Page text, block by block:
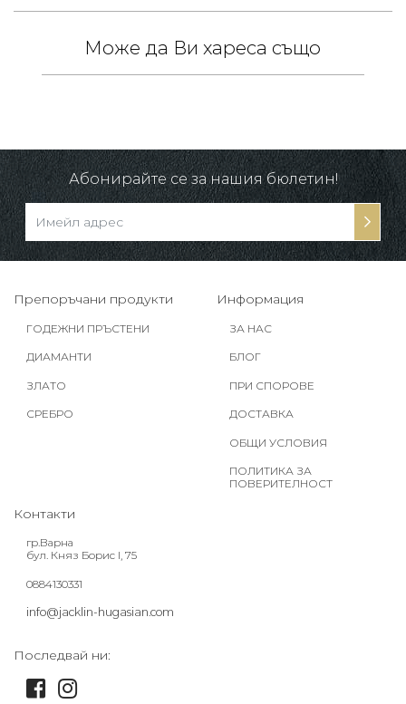
Може да Ви хареса също
Абонирайте се за нашия бюлетин!
Препоръчани продукти
ГОДЕЖНИ ПРЪСТЕНИ
ДИАМАНТИ
ЗЛАТО
СРЕБРО
Информация
ЗА НАС
БЛОГ
ПРИ СПОРОВЕ
ДОСТАВКА
ОБЩИ УСЛОВИЯ
ПОЛИТИКА ЗА
ПОВЕРИТЕЛНОСТ
Контакти
гр.Варна
бул. Княз Борис I, 75
0884130331
info@jacklin-hugasian.com
Последвай ни: